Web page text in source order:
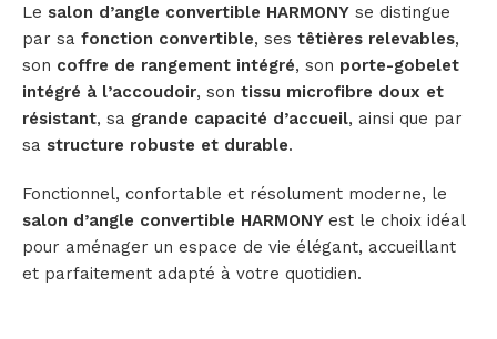
Le salon d’angle convertible HARMONY se distingue
par sa fonction convertible, ses têtières relevables,
son coffre de rangement intégré, son porte-gobelet
intégré à l’accoudoir, son tissu microfibre doux et
résistant, sa grande capacité d’accueil, ainsi que par
sa structure robuste et durable.
Fonctionnel, confortable et résolument moderne, le
salon d’angle convertible HARMONY est le choix idéal
pour aménager un espace de vie élégant, accueillant
et parfaitement adapté à votre quotidien.